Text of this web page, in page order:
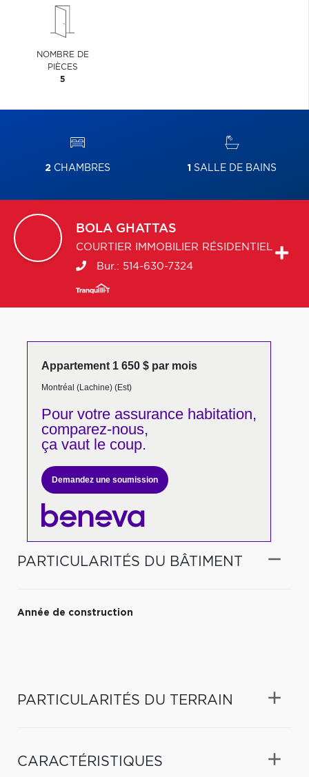
NOMBRE DE
PIÈCES
5
2CHAMBRES 1 SALLE DE BAINS
BOLA GHATTAS
COURTIER IMMOBILIER RÉSIDENTIEL
Bur.: 514-630-7324
Appartement 1 650 $ par mois
Montréal (Lachine) (Est)
Pour votreassurance habitation,
comparez-nous,
ça vaut le coup.
Demandez une soumission
PARTICULARITÉS DU BÂTIMENT
Année de construction
PARTICULARITÉS DU TERRAIN
CARACTÉRISTIQUES